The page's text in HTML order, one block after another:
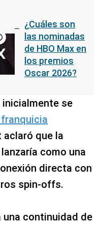
¿Cuáles son
las nominadas
de HBO Max en
los premios
Oscar 2026?
inicialmente se
aclaró que la
como una
directa con
spin‑offs.
una continuidad de